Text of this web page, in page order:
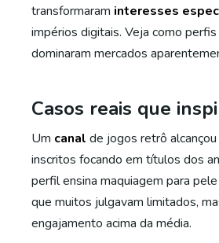
transformaram interesses
impérios digitais. Veja como
dominaram mercados
Casos reais que
Um canal de jogos retrô
inscritos focando em títulos dos
perfil ensina maquiagem para
que muitos julgavam limitados,
engajamento acima da média.